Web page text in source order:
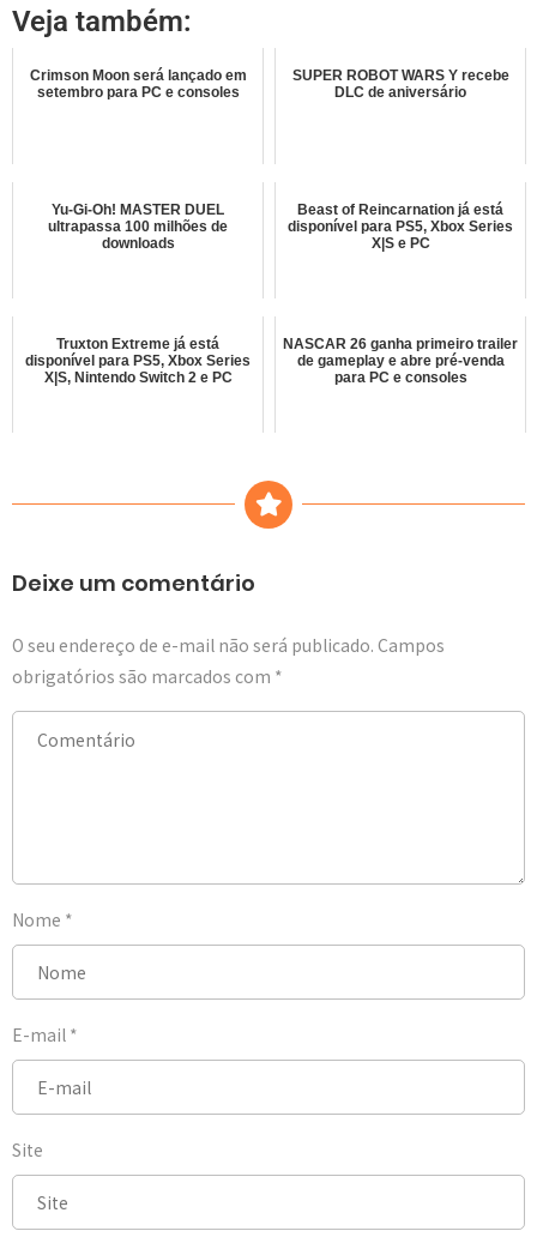
Veja também:
Crimson Moon será lançado em
setembro para PC e consoles
SUPER ROBOT WARS Y recebe
DLC de aniversário
Yu-Gi-Oh! MASTER DUEL
ultrapassa 100 milhões de
downloads
Beast of Reincarnation já está
disponível para PS5, Xbox Series
X|S e PC
Truxton Extreme já está
disponível para PS5, Xbox Series
X|S, Nintendo Switch 2 e PC
NASCAR 26 ganha primeiro trailer
de gameplay e abre pré-venda
para PC e consoles
Deixe um comentário
O seu endereço de e-mail não será publicado. Campos
obrigatórios são marcados com *
Nome *
E-mail *
Site